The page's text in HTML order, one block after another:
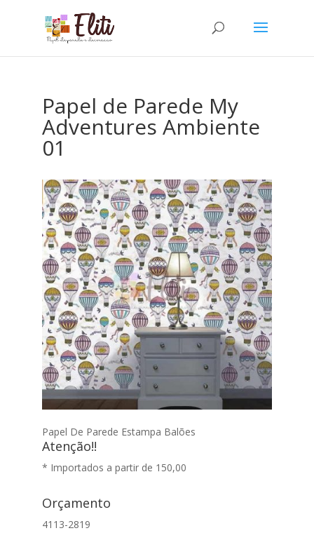
Papel de Parede My
Adventures Ambiente
01
Papel De Parede Estampa Balões
Atenção!!
* Importados a partir de 150,00
Orçamento
4113-2819